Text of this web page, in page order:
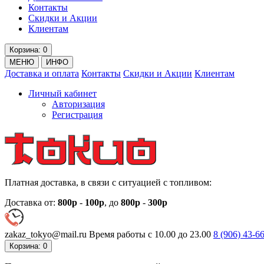
Контакты
Скидки и Акции
Клиентам
Корзина: 0
МЕНЮ
ИНФО
Доставка и оплата Контакты Скидки и Акции Клиентам
Личный кабинет
Авторизация
Регистрация
Платная доставка, в связи с ситуацией с топливом:
Доставка от: 800р - 100р, до 800р - 300р
zakaz_tokyo@mail.ru Время работы с 10.00 до 23.00 8 (906) 43-
Корзина: 0